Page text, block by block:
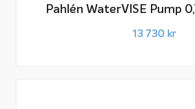
Pahlén WaterVISE Pump
13 730 kr